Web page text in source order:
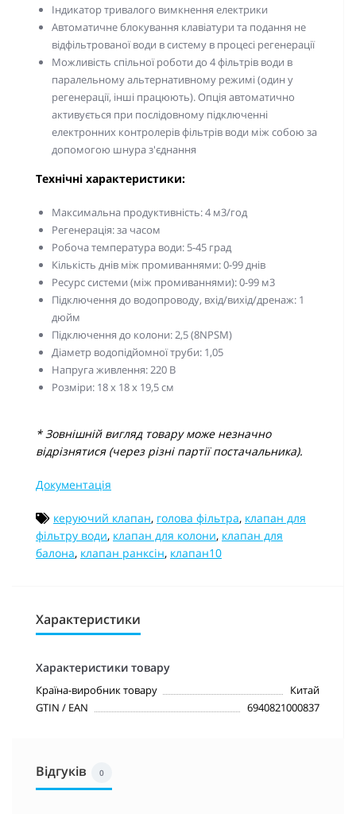
Індикатор тривалого вимкнення електрики
Автоматичне блокування клавіатури та подання не
відфільтрованої води в систему в процесі регенерації
Можливість спільної роботи до 4 фільтрів води в
паралельному альтернативному режимі (один у
регенерації, інші працюють). Опція автоматично
активується при послідовному підключенні
електронних контролерів фільтрів води між собою за
допомогою шнура з'єднання
Технічні характеристики:
Максимальна продуктивність: 4 м3/год
Регенерація: за часом
Робоча температура води: 5-45 град
Кількість днів між промиваннями: 0-99 днів
Ресурс системи (між промиваннями): 0-99 м3
Підключення до водопроводу, вхід/вихід/дренаж: 1
дюйм
Підключення до колони: 2,5 (8NPSM)
Діаметр водопідйомної труби: 1,05
Напруга живлення: 220 В
Розміри: 18 х 18 х 19,5 см
* Зовнішній вигляд товару може незначно
відрізнятися (через різні партії постачальника).
Документація
керуючий клапан, голова фільтра, клапан для
фільтру води, клапан для колони, клапан для
балона, клапан ранксін, клапан10
Характеристики
Характеристики товару
Країна-виробник товару
Китай
GTIN / EAN
6940821000837
Відгуків 0